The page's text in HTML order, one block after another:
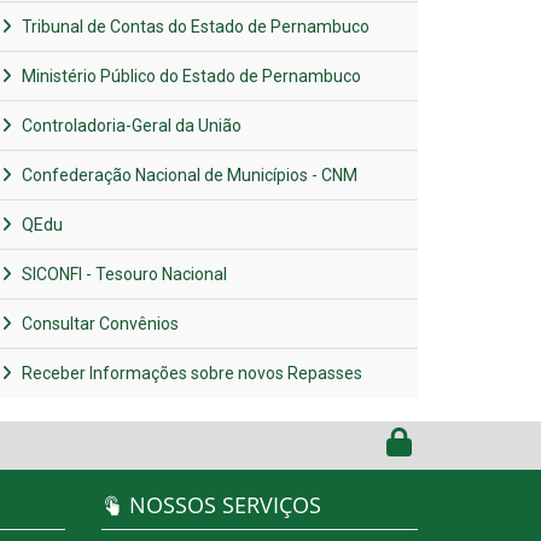
Tribunal de Contas do Estado de Pernambuco
Ministério Público do Estado de Pernambuco
Controladoria-Geral da União
Confederação Nacional de Municípios - CNM
QEdu
SICONFI - Tesouro Nacional
Consultar Convênios
Receber Informações sobre novos Repasses
NOSSOS SERVIÇOS